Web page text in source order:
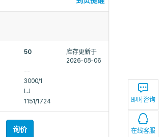
即时咨询
在线客服
50
库存更新于
2026-08-06
--
3000/1
LJ
1151/1724
询价